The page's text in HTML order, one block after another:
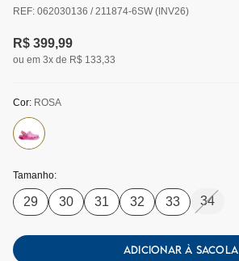
REF: 062030136 / 211874-6SW (INV26)
R$ 399,99
ou em 3x de R$ 133,33
Cor: ROSA
Tamanho:
29 30 31 32 33 34
ADICIONAR À SACOLA